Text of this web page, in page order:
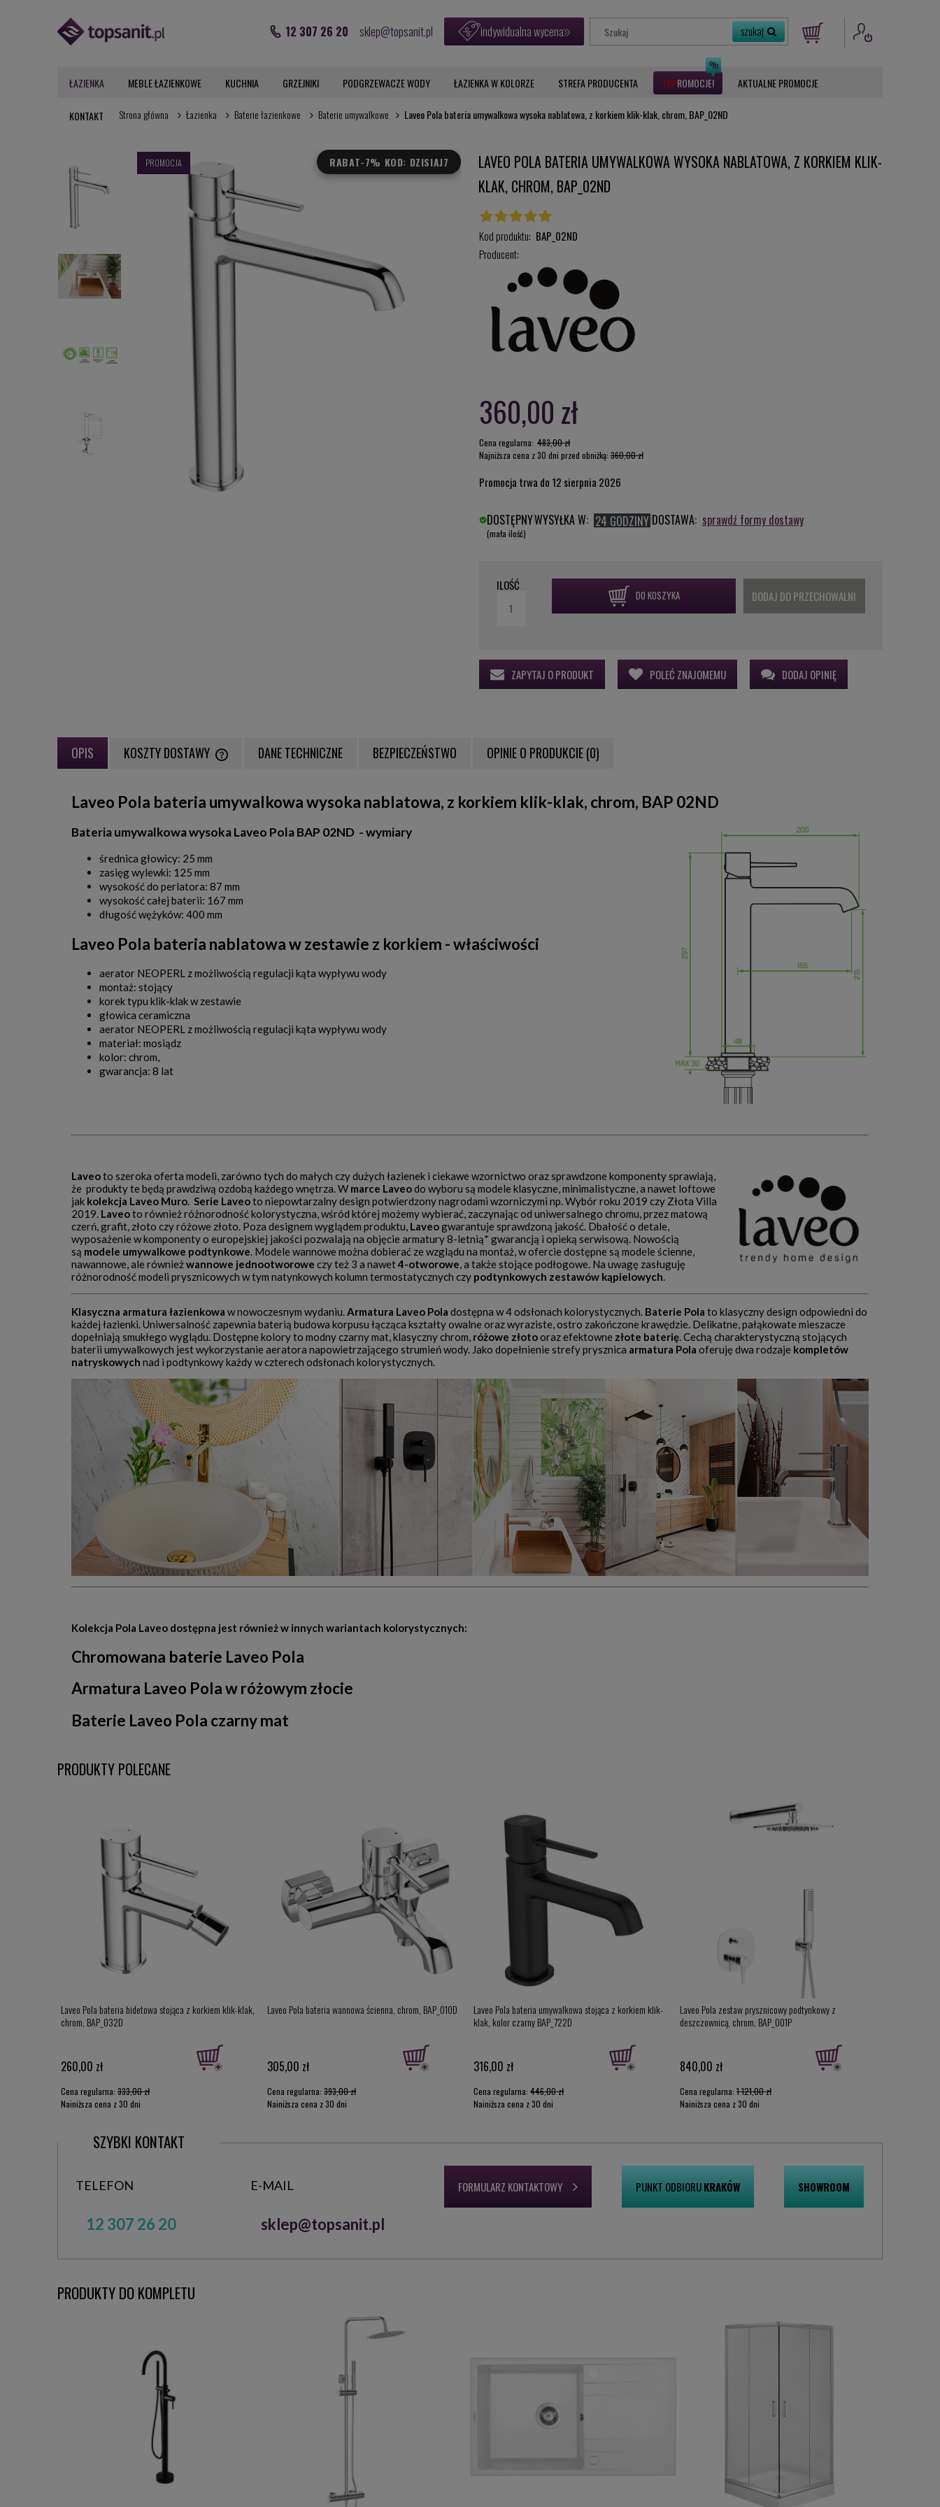
12 307 26 20 sklep@topsanit.pl indywidualna wycena
ŁAZIENKA MEBLE ŁAZIENKOWE KUCHNIA GRZEJNIKI PODGRZEWACZE WODY ŁAZIENKA W KOLORZE STREFA PRODUCENTA ROMOCJE AKTUALNE PROMOCJE
KONTAKT Strona główna Łazienka Baterie łazienkowe Baterie umywalkowe Laveo Pola bateria umywalkowa wysoka nablatowa, z korkiem klik-klak, chrom, BAP_02ND
LAVEO POLA BATERIA UMYWALKOWA WYSOKA NABLATOWA, Z KORKIEM KLIK-
KLAK, CHROM, BAP_02ND
RABAT-7% KOD: DZISIAJ7
PROMOCJA
Kod produktu: BAP_02ND
Producent:
360,00 zł
Cena regularna: 483,00 zł
Najniższa cena z 30 dni przed obniżką:360,00 zł
Promocja trwa do 12 sierpnia 2026
DOSTĘPNY
(mała ilość)
WYSYŁKA W: 24 GODZINYDOSTAWA: sprawdź formy dostawy
ILOŚĆ
DO KOSZYKA DODAJ DO PRZECHOWALNI
ZAPYTAJ O PRODUKT POLEĆ ZNAJOMEMU DODAJ OPINIĘ
OPIS KOSZTY DOSTAWY
PŁATNOŚCI
DANE TECHNICZNE BEZPIECZEŃSTWO OPINIE O PRODUKCIE (0)
Laveo Pola bateria umywalkowa wysoka nablatowa, z korkiem klik-klak, chrom, BAP 02ND
Bateria umywalkowa wysoka Laveo Pola BAP 02ND - wymiary
średnica głowicy: 25 mm
zasięg wylewki: 125 mm
wysokość do perlatora: 87 mm
wysokość całej baterii: 167 mm
długość wężyków: 400 mm
Laveo Pola bateria nablatowa w zestawie z korkiem - właściwości
aerator NEOPERL z możliwością regulacji kąta wypływu wody
montaż: stojący
korek typu klik-klak w zestawie
głowica ceramiczna
aerator NEOPERL z możliwością regulacji kąta wypływu wody
materiał: mosiądz
kolor: chrom,
gwarancja: 8 lat
Laveoto szeroka oferta modeli, zarówno tych do małych czy dużych łazienek i ciekawe wzornictwo oraz sprawdzone komponenty sprawiają,
że produkty te będą prawdziwą ozdobą każdego wnętrza. W marce Laveodo wyboru są modele klasyczne, minimalistyczne, a nawet loftowe
jak kolekcja Laveo Muro. Serie Laveoto niepowtarzalny design potwierdzony nagrodami wzorniczymi np. Wybór roku 2019 czy Złota Villa
2019. Laveoto również różnorodność kolorystyczna, wśród której możemy wybierać, zaczynając od uniwersalnego chromu, przez matową
czerń, grafit, złoto czy różowe złoto. Poza designem wyglądem produktu, Laveogwarantuje sprawdzoną jakość. Dbałość o detale,
wyposażenie w komponenty o europejskiej jakości pozwalają na objęcie armatury 8-letnią* gwarancją i opieką serwisową. Nowością
są modele umywalkowe podtynkowe. Modele wannowe można dobierać ze wzglądu na montaż, w ofercie dostępne są modele ścienne,
nawannowe, ale równieżwannowe jednootworowe czy też 3 a nawet4-otworowe, a także stojące podłogowe. Na uwagę zasługuję
różnorodność modeli prysznicowych w tym natynkowych kolumn termostatycznych czy podtynkowych zestawów kąpielowych.
Klasyczna armatura łazienkowa w nowoczesnym wydaniu.Armatura Laveo Pola dostępna w 4 odsłonach kolorystycznych. Baterie Pola to klasyczny design odpowiedni do
każdej łazienki. Uniwersalność zapewnia baterią budowa korpusu łącząca kształty owalne oraz wyraziste, ostro zakończone krawędzie. Delikatne, pałąkowate mieszacze
dopełniają smukłego wyglądu. Dostępne kolory to modny czarny mat, klasyczny chrom, różowe złotooraz efektowne złote baterię. Cechą charakterystyczną stojących
baterii umywalkowych jest wykorzystanie aeratora napowietrzającego strumień wody. Jako dopełnienie strefy prysznica armatura Pola oferuję dwa rodzaje kompletów
natryskowych nad i podtynkowy każdy w czterech odsłonach kolorystycznych.
Kolekcja Pola Laveo dostępna jest również w innych wariantach kolorystycznych:
Chromowana baterie Laveo Pola
Armatura Laveo Pola w różowym złocie
Baterie Laveo Pola czarny mat
PRODUKTY POLECANE
Laveo Pola bateria bidetowa stojąca z korkiem klik-klak,
chrom, BAP_032D
260,00 zł
Cena regularna: 333,00 zł
Najniższa cena z 30 dni
Laveo Pola bateria wannowa ścienna, chrom, BAP_010D
305,00 zł
Cena regularna: 393,00 zł
Najniższa cena z 30 dni
Laveo Pola bateria umywalkowa stojąca z korkiem klik-
klak, kolor czarny BAP_722D
316,00 zł
Cena regularna: 446,00 zł
Najniższa cena z 30 dni
Laveo Pola zestaw prysznicowy podtynkowy z
deszczownicą, chrom, BAP_001P
840,00 zł
Cena regularna: 1 121,00 zł
Najniższa cena z 30 dni
SZYBKI KONTAKT
TELEFON
12 307 26 20
E-MAIL
sklep@topsanit.pl
FORMULARZ KONTAKTOWY PUNKT ODBIORUKRAKÓW SHOWROOM
PRODUKTY DO KOMPLETU